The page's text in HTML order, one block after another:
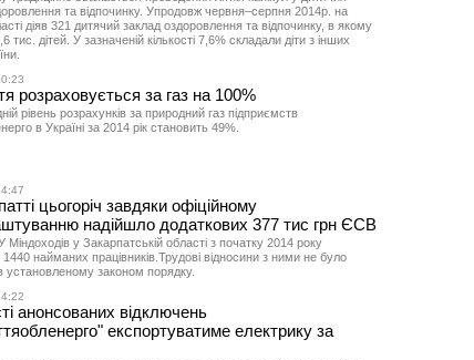
та відпочинку. Упродовж червня–серпня 2014р. на
діяв 321 дитячий заклад оздоровлення та відпочинку, в якому
тис. дітей. У зазначеній кількості 7,6% складали діти з інших
розраховується за газ на 100%
рівень розрахунків за природний газ підприємств
в Україні за 2014 рік становить 49%.
цьогоріч завдяки офіційному
надійшло додаткових 377 тис грн ЄСВ
Міндоходів у Закарпатській області з початку 2014 року
1440 найманих працівників.Трудові відносини з ними не було
законом порядку.
анонсованих відключень
експортуватиме електрику за